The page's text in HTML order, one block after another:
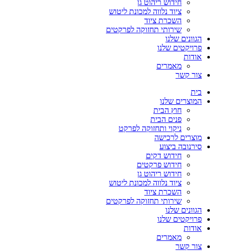
חידוש ריהוט גן
ציוד נלווה למכונת ליטוש
השכרת ציוד
שירותי תחזוקה לפרקטים
הגוונים שלנו
פרויקטים שלנו
אודות
מאמרים
צור קשר
בית
המוצרים שלנו
חוץ הבית
פנים הבית
ניקוי ותחזוקה לפרקט
מוצרים לרכישה
סירנובה ביצוע
חידוש דקים
חידוש פרקטים
חידוש ריהוט גן
ציוד נלווה למכונת ליטוש
השכרת ציוד
שירותי תחזוקה לפרקטים
הגוונים שלנו
פרויקטים שלנו
אודות
מאמרים
צור קשר